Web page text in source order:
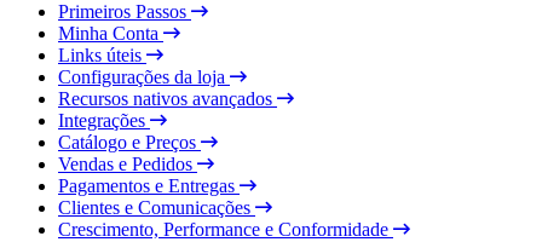
Primeiros Passos
Minha Conta
Links úteis
Configurações da loja
Recursos nativos avançados
Integrações
Catálogo e Preços
Vendas e Pedidos
Pagamentos e Entregas
Clientes e Comunicações
Crescimento, Performance e Conformidade